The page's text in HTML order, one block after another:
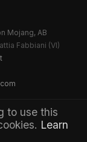
to use this
Learn
Mojang, AB
Fabbiani (VI)